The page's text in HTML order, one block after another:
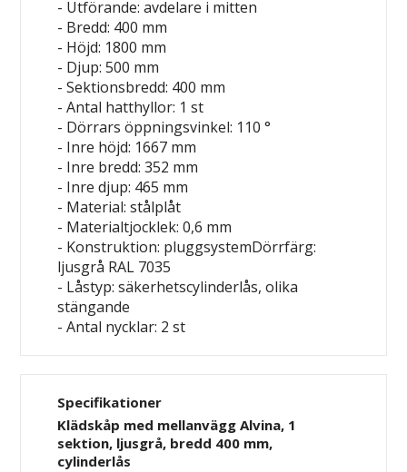
- Utförande: avdelare i mitten
- Bredd: 400 mm
- Höjd: 1800 mm
- Djup: 500 mm
- Sektionsbredd: 400 mm
- Antal hatthyllor: 1 st
- Dörrars öppningsvinkel: 110 °
- Inre höjd: 1667 mm
- Inre bredd: 352 mm
- Inre djup: 465 mm
- Material: stålplåt
- Materialtjocklek: 0,6 mm
- Konstruktion: pluggsystemDörrfärg:
ljusgrå RAL 7035
- Låstyp: säkerhetscylinderlås, olika
stängande
- Antal nycklar: 2 st
Specifikationer
Klädskåp med mellanvägg Alvina, 1
sektion, ljusgrå, bredd 400 mm,
cylinderlås